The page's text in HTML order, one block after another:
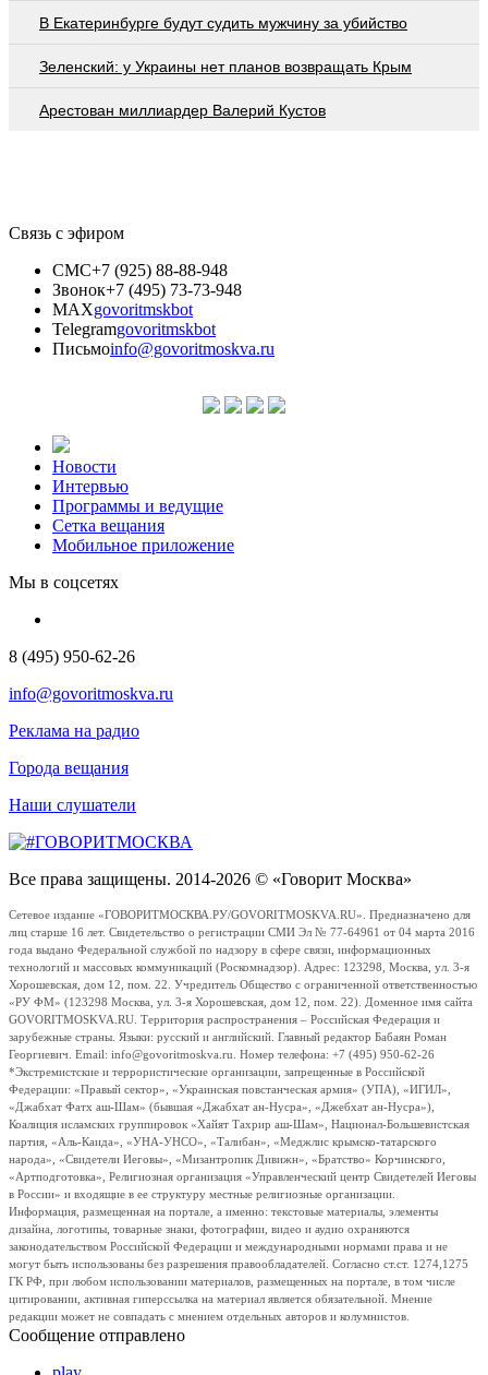
В Екатеринбурге будут судить мужчину за убийство
Зеленский: у Украины нет планов возвращать Крым
Арестован миллиардер Валерий Кустов
Связь с эфиром
СМС+7 (925) 88-88-948
Звонок+7 (495) 73-73-948
MAXgovoritmskbot
Telegramgovoritmskbot
Письмоinfo@govoritmoskva.ru
Новости
Интервью
Программы и ведущие
Сетка вещания
Мобильное приложение
Мы в соцсетях
8 (495) 950-62-26
info@govoritmoskva.ru
Реклама на радио
Города вещания
Наши слушатели
Все права защищены. 2014-2026 © «Говорит Москва»
Сетевое издание «ГОВОРИТМОСКВА.РУ/GOVORITMOSKVA.RU». Предназначено для
лиц старше 16 лет. Свидетельство о регистрации СМИ Эл № 77-64961 от 04 марта 2016
года выдано Федеральной службой по надзору в сфере связи, информационных
технологий и массовых коммуникаций (Роскомнадзор). Адрес: 123298, Москва, ул. 3-я
Хорошевская, дом 12, пом. 22. Учредитель Общество с ограниченной ответственностью
«РУ ФМ» (123298 Москва, ул. 3-я Хорошевская, дом 12, пом. 22). Доменное имя сайта
GOVORITMOSKVA.RU. Территория распространения – Российская Федерация и
зарубежные страны. Языки: русский и английский. Главный редактор Бабаян Роман
Георгиевич. Email: info@govoritmoskva.ru. Номер телефона: +7 (495) 950-62-26
*Экстремистские и террористические организации, запрещенные в Российской
Федерации: «Правый сектор», «Украинская повстанческая армия» (УПА), «ИГИЛ»,
«Джабхат Фатх аш-Шам» (бывшая «Джабхат ан-Нусра», «Джебхат ан-Нусра»),
Коалиция исламских группировок «Хайят Тахрир аш-Шам», Национал-Большевистская
партия, «Аль-Каида», «УНА-УНСО», «Талибан», «Меджлис крымско-татарского
народа», «Свидетели Иеговы», «Мизантропик Дивижн», «Братство» Корчинского,
«Артподготовка», Религиозная организация «Управленческий центр Свидетелей Иеговы
в России» и входящие в ее структуру местные религиозные организации.
Информация, размещенная на портале, а именно: текстовые материалы, элементы
дизайна, логотипы, товарные знаки, фотографии, видео и аудио охраняются
законодательством Российской Федерации и международными нормами права и не
могут быть использованы без разрешения правообладателей. Согласно ст.ст. 1274,1275
ГК РФ, при любом использовании материалов, размещенных на портале, в том числе
цитировании, активная гиперссылка на материал является обязательной. Мнение
редакции может не совпадать с мнением отдельных авторов и колумнистов.
Сообщение отправлено